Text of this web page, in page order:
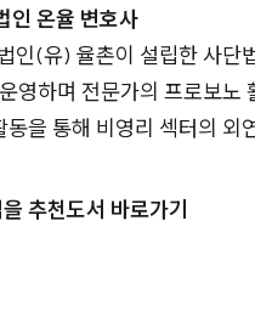
온율 변호사
인(유) 율촌이 설립한 사단
영하며 전문가의 프로보
을 통해 비영리 섹터의 외
추천도서 바로가기